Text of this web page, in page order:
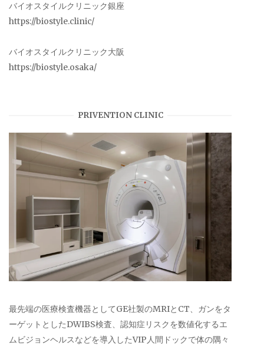
バイオスタイルクリニック銀座
https://biostyle.clinic/
バイオスタイルクリニック大阪
https://biostyle.osaka/
PRIVENTION CLINIC
最先端の医療検査機器としてGE社製のMRIとCT、ガンをタ
ーゲットとしたDWIBS検査、認知症リスクを数値化するエ
ムビジョンヘルスなどを導入したVIP人間ドックで体の隅々